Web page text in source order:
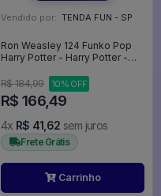
Vendido por: TENDA FUN - SP
Ron Weasley 124 Funko Pop
Harry Potter - Harry Potter -
FUNKO POP #124
R$ 184,99 10% OFF
R$ 166,49
4x R$ 41,62 sem juros
Frete Grátis
Carrinho